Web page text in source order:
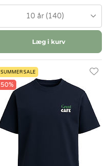
10 år (140)
Læg i kurv
SUMMER SALE
50%